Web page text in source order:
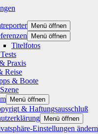
Menü öffnen
Menü öffnen
Titelfotos
Praxis
Reise
& Boote
Menü öffnen
& Haftungsausschluß
Menü öffnen
Einstellungen ändern